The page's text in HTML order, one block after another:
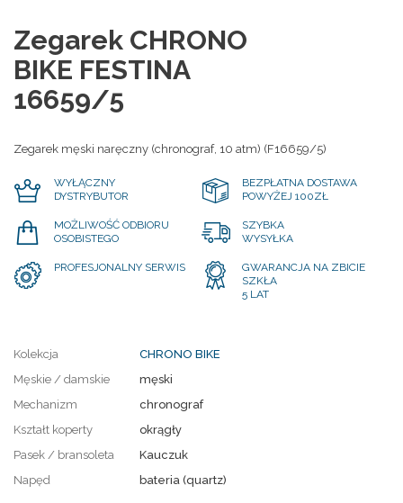
Zegarek CHRONO
BIKE FESTINA
16659/5
Zegarek męski naręczny (chronograf, 10 atm) (F16659/5)
WYŁĄCZNY
DYSTRYBUTOR
BEZPŁATNA DOSTAWA
POWYŻEJ 100ZŁ
MOŻLIWOŚĆ ODBIORU
OSOBISTEGO
SZYBKA
WYSYŁKA
PROFESJONALNY SERWIS
GWARANCJA NA ZBICIE
SZKŁA
5 LAT
Kolekcja
CHRONO BIKE
Męskie / damskie
męski
Mechanizm
chronograf
Kształt koperty
okrągły
Pasek / bransoleta
Kauczuk
Napęd
bateria (quartz)